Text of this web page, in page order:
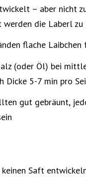
– aber nicht
werden die Laberl
flache Laibchen
(oder Öl) bei
Dicke 5-7 min pro
gut gebräunt,
Saft